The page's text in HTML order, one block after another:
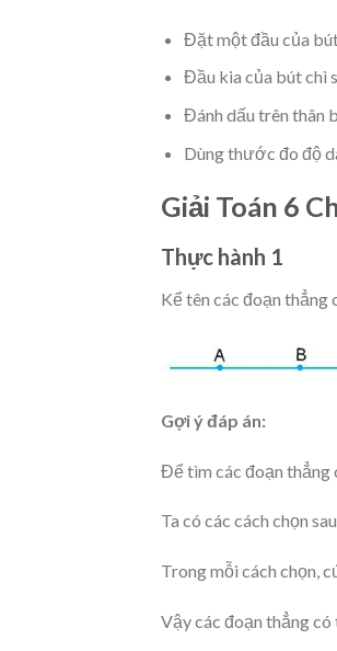
Đặt một đầu của
Đầu kia của bút chì
Đánh dấu trên thân
Dùng thước đo độ
Giải Toán 6
Thực hành 1
Kể tên các đoạn
Gợi ý đáp án:
Để tìm các đoạn thẳng
Ta có các cách chọn
Trong mỗi cách chọn,
Vậy các đoạn thẳng có